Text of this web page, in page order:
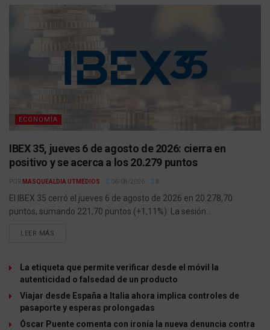
ECONOMÍA
IBEX 35, jueves 6 de agosto de 2026: cierra en
positivo y se acerca a los 20.279 puntos
POR MASQUEALDIA UTMEDIOS 06/08/2026
El IBEX 35 cerró el jueves 6 de agosto de 2026 en 20.278,70
puntos, sumando 221,70 puntos (+1,11%). La sesión...
LEER MÁS
La etiqueta que permite verificar desde el móvil la
autenticidad o falsedad de un producto
Viajar desde España a Italia ahora implica controles de
pasaporte y esperas prolongadas
Óscar Puente comenta con ironía la nueva denuncia contra